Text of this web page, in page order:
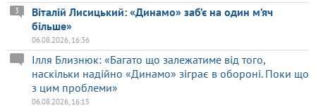
Віталій Лисицький: «Динамо» заб’є на один м’яч
більше»
3
06.08.2026, 16:36
Ілля Близнюк: «Багато що залежатиме від того,
наскільки надійно «Динамо» зіграє в обороні. Поки що
з цим проблеми»
06.08.2026, 16:15